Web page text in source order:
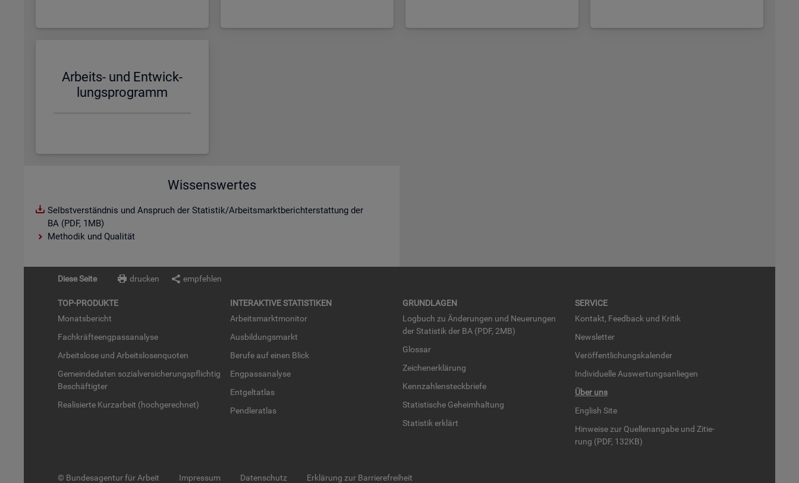
Ar­beits- und Ent­wick­
lungs­pro­gramm
Wissenswertes
Selbstverständnis und Anspruch der Statistik/Arbeitsmarktberichterstattung der
BA (PDF, 1MB)
Methodik und Qualität
Diese Seite drucken empfehlen
TOP-PRO­DUK­TE
Mo­nats­be­richt
Fach­kräf­te­eng­pass­ana­ly­se
Ar­beits­lo­se und Ar­beits­lo­sen­quo­ten
Ge­mein­de­da­ten so­zi­al­ver­si­che­rungs­pflich­tig
Be­schäf­tig­ter
Rea­li­sier­te Kurz­ar­beit (hoch­ge­rech­net)
IN­TER­AK­TI­VE STA­TIS­TI­KEN
Ar­beits­markt­mo­ni­tor
Aus­bil­dungs­markt
Be­ru­fe auf einen Blick
Eng­pass­ana­ly­se
Ent­gel­t­at­las
Pend­ler­at­las
GRUND­LA­GEN
Log­buch zu Än­de­run­gen und Neue­run­gen
der Sta­tis­tik der BA (PDF, 2MB)
Glos­sar
Zei­chen­er­klä­rung
Kenn­zah­len­steck­brie­fe
Sta­tis­ti­sche Ge­heim­hal­tung
Sta­tis­tik er­klärt
SER­VICE
Kon­takt, Feed­back und Kri­tik
News­let­ter
Ver­öf­fent­li­chungs­ka­len­der
In­di­vi­du­el­le Aus­wer­tungs­an­lie­gen
Über uns
English Site
Hin­wei­se zur Quel­len­an­ga­be und Zi­tie­
rung (PDF, 132KB)
© Bundesagentur für Arbeit Impressum Datenschutz Erklärung zur Barrierefreiheit